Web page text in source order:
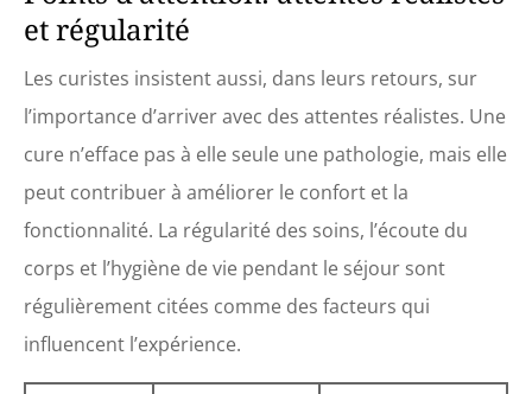
et régularité
Les curistes insistent aussi, dans leurs retours, sur
l’importance d’arriver avec des attentes réalistes. Une
cure n’efface pas à elle seule une pathologie, mais elle
peut contribuer à améliorer le confort et la
fonctionnalité. La régularité des soins, l’écoute du
corps et l’hygiène de vie pendant le séjour sont
régulièrement citées comme des facteurs qui
influencent l’expérience.